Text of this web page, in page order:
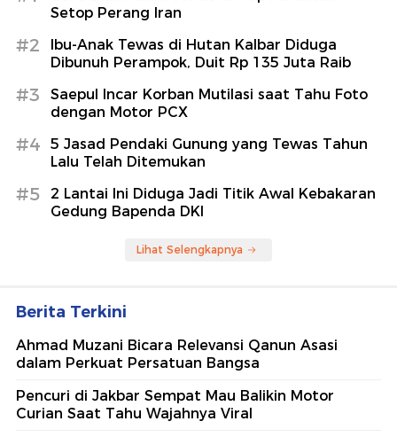
Setop Perang Iran
#2
Ibu-Anak Tewas di Hutan Kalbar Diduga
Dibunuh Perampok, Duit Rp 135 Juta Raib
#3
Saepul Incar Korban Mutilasi saat Tahu Foto
dengan Motor PCX
#4
5 Jasad Pendaki Gunung yang Tewas Tahun
Lalu Telah Ditemukan
#5
2 Lantai Ini Diduga Jadi Titik Awal Kebakaran
Gedung Bapenda DKI
Lihat Selengkapnya
Berita Terkini
Ahmad Muzani Bicara Relevansi Qanun Asasi
dalam Perkuat Persatuan Bangsa
Pencuri di Jakbar Sempat Mau Balikin Motor
Curian Saat Tahu Wajahnya Viral